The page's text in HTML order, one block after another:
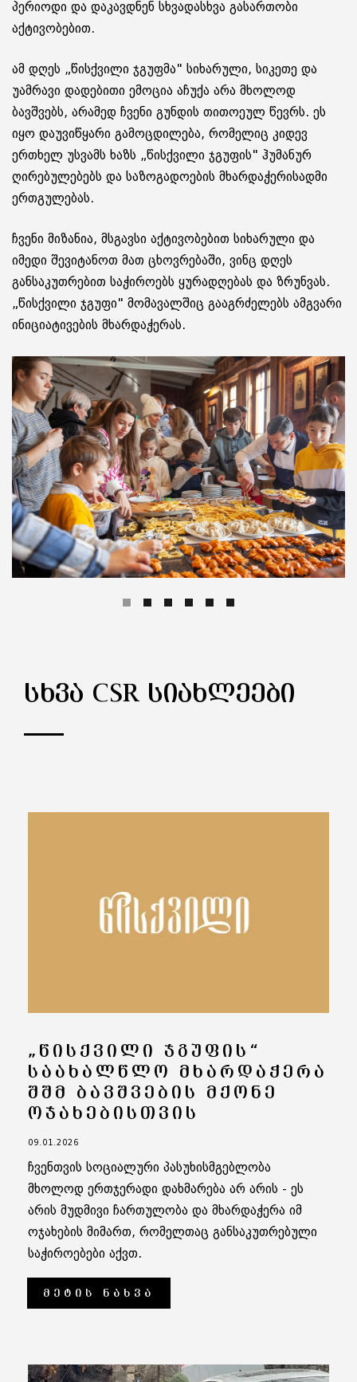
პერიოდი და დაკავდნენ სხვადასხვა გასართობი
აქტივობებით.
ამ დღეს „წისქვილი ჯგუფმა" სიხარული, სიკეთე და
უამრავი დადებითი ემოცია აჩუქა არა მხოლოდ
ბავშვებს, არამედ ჩვენი გუნდის თითოეულ წევრს. ეს
იყო დაუვიწყარი გამოცდილება, რომელიც კიდევ
ერთხელ უსვამს ხაზს „წისქვილი ჯგუფის" ჰუმანურ
ღირებულებებს და საზოგადოების მხარდაჭერისადმი
ერთგულებას.
ჩვენი მიზანია, მსგავსი აქტივობებით სიხარული და
იმედი შევიტანოთ მათ ცხოვრებაში, ვინც დღეს
განსაკუთრებით საჭიროებს ყურადღებას და ზრუნვას.
„წისქვილი ჯგუფი" მომავალშიც გააგრძელებს ამგვარი
ინიციატივების მხარდაჭერას.
ᲡᲮᲕᲐ CSR ᲡᲘᲐᲮᲚᲔᲔᲑᲘ
„ᲬᲘᲡᲥᲕᲘᲚᲘ ᲯᲒᲣᲤᲘᲡ“
ᲡᲐᲐᲮᲐᲚᲬᲚᲝ ᲛᲮᲐᲠᲓᲐᲭᲔᲠᲐ
ᲨᲨᲛ ᲑᲐᲕᲨᲕᲔᲑᲘᲡ ᲛᲥᲝᲜᲔ
ᲝᲯᲐᲮᲔᲑᲘᲡᲗᲕᲘᲡ
09.01.2026
ჩვენთვის სოციალური პასუხისმგებლობა
მხოლოდ ერთჯერადი დახმარება არ არის - ეს
არის მუდმივი ჩართულობა და მხარდაჭერა იმ
ოჯახების მიმართ, რომელთაც განსაკუთრებული
საჭიროებები აქვთ.
ᲛᲔᲢᲘᲡ ᲜᲐᲮᲕᲐ